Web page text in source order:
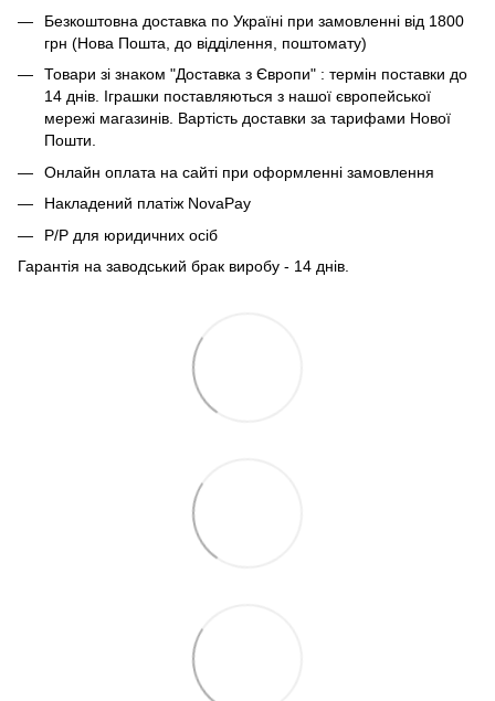
Безкоштовна доставка по Україні при замовленні від 1800
грн (Нова Пошта, до відділення, поштомату)
Товари зі знаком "Доставка з Європи" : термін поставки до
14 днів. Іграшки поставляються з нашої європейської
мережі магазинів. Вартість доставки за тарифами Нової
Пошти.
Онлайн оплата на сайті при оформленні замовлення
Накладений платіж NovaPay
Р/Р для юридичних осіб
Гарантія на заводський брак виробу - 14 днів.